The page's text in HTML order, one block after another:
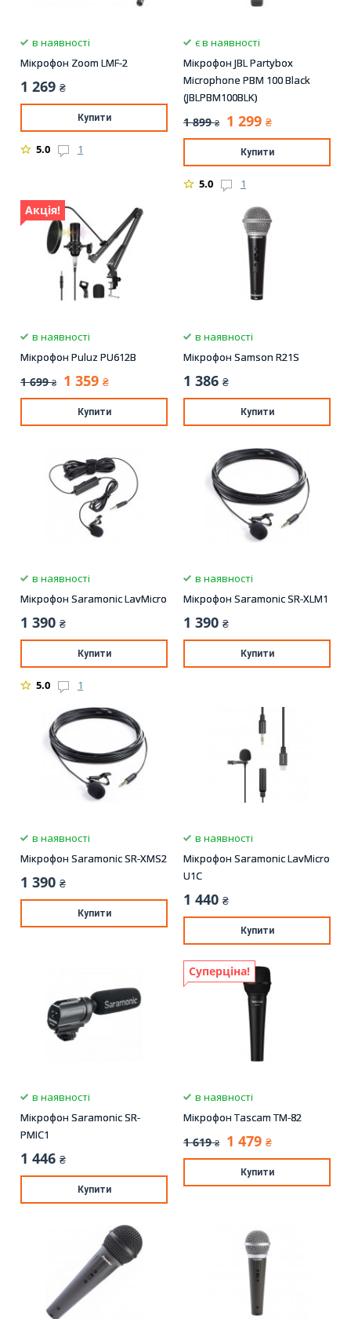
в наявності
Мікрофон Zoom LMF-2
1 269 ₴
Купити
5.0 1
є в наявності
Мікрофон JBL Partybox
Microphone PBM 100 Black
(JBLPBM100BLK)
1 899 ₴ 1 299 ₴
Купити
5.0 1
Акція!
в наявності
Мікрофон Puluz PU612B
1 699 ₴ 1 359 ₴
Купити
в наявності
Мікрофон Samson R21S
1 386 ₴
Купити
в наявності
Мікрофон Saramonic LavMicro
1 390 ₴
Купити
5.0 1
в наявності
Мікрофон Saramonic SR-XLM1
1 390 ₴
Купити
в наявності
Мікрофон Saramonic SR-XMS2
1 390 ₴
Купити
в наявності
Мікрофон Saramonic LavMicro
U1С
1 440 ₴
Купити
в наявності
Мікрофон Saramonic SR-
PMIC1
1 446 ₴
Купити
Суперціна!
в наявності
Мікрофон Tascam TM-82
1 619 ₴ 1 479 ₴
Купити